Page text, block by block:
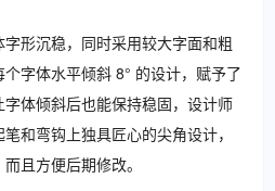
形沉稳，同时采用较大字面和粗
字体水平倾斜 8° 的设计，赋予了
体倾斜后也能保持稳固，设计师
和弯钩上独具匠心的尖角设计，
且方便后期修改。